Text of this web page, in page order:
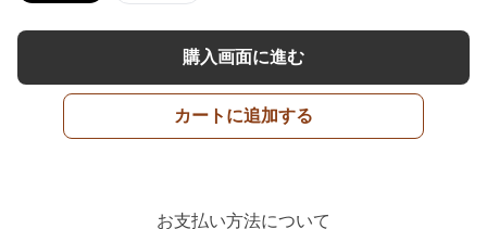
購入画面に進む
カートに追加する
お支払い方法について